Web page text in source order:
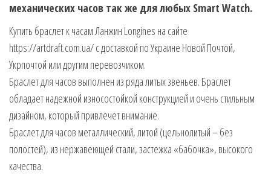
механических часов так же для любых Smart Watch.
Купить браслет к часам Ланжин Longines на сайте
https://artdraft.com.ua/ с доставкой по Украине Новой Почтой,
Укрпочтой или другим перевозчиком.
Браслет для часов выполнен из ряда литых звеньев. Браслет
обладает надежной износостойкой конструкцией и очень стильным
дизайном, который привлечет внимание.
Браслет для часов металлический, литой (цельнолитый – без
полостей), из нержавеющей стали, застежка «бабочка», высокого
качества.